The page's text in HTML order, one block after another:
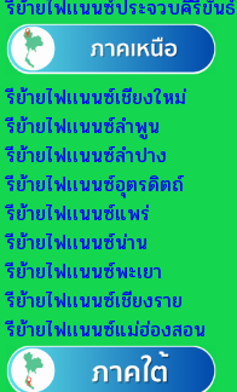
รีย้ายไฟเเนนซ์ประจวบคีรีขันธ์
รีย้ายไฟเเนนซ์เชียงใหม่
รีย้ายไฟเเนนซ์ลำพูน
รีย้ายไฟเเนนซ์ลำปาง
รีย้ายไฟเเนนซ์อุตรดิตถ์
รีย้ายไฟเเนนซ์แพร่
รีย้ายไฟเเนนซ์น่าน
รีย้ายไฟเเนนซ์พะเยา
รีย้ายไฟเเนนซ์เชียงราย
รีย้ายไฟเเนนซ์แม่ฮ่องสอน